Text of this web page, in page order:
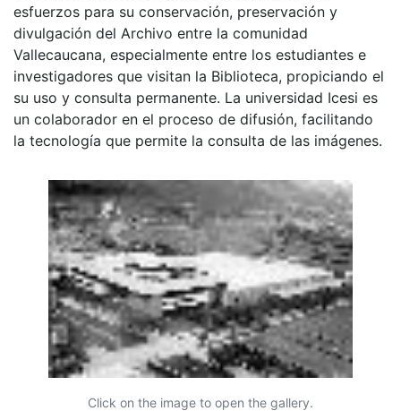
esfuerzos para su conservación, preservación y
divulgación del Archivo entre la comunidad
Vallecaucana, especialmente entre los estudiantes e
investigadores que visitan la Biblioteca, propiciando el
su uso y consulta permanente. La universidad Icesi es
un colaborador en el proceso de difusión, facilitando
la tecnología que permite la consulta de las imágenes.
Click on the image to open the gallery.